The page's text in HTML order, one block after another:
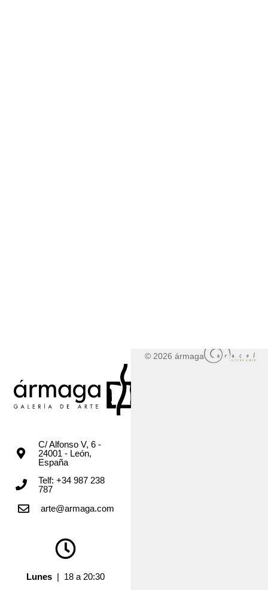
C/ Alfonso V, 6 -
24001 - León,
España
Telf: +34 987 238
787
arte@armaga.com
Lunes | 18 a 20:30
© 2026 ármaga